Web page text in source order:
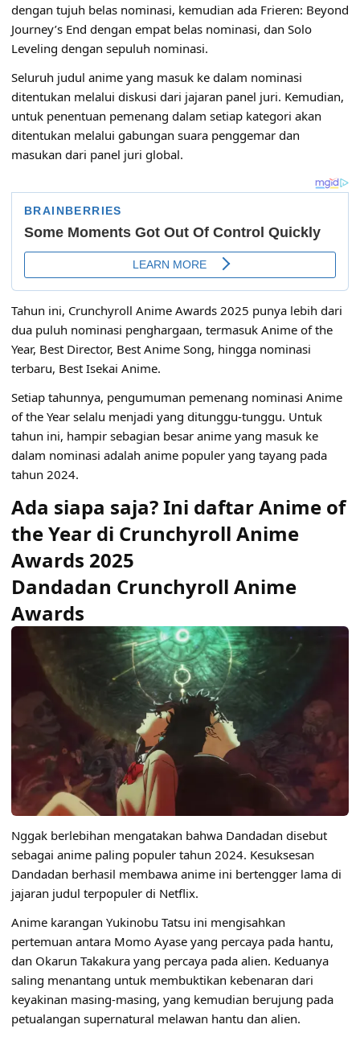
dengan tujuh belas nominasi, kemudian ada Frieren: Beyond
Journey’s End dengan empat belas nominasi, dan Solo
Leveling dengan sepuluh nominasi.
Seluruh judul anime yang masuk ke dalam nominasi
ditentukan melalui diskusi dari jajaran panel juri. Kemudian,
untuk penentuan pemenang dalam setiap kategori akan
ditentukan melalui gabungan suara penggemar dan
masukan dari panel juri global.
Tahun ini, Crunchyroll Anime Awards 2025 punya lebih dari
dua puluh nominasi penghargaan, termasuk Anime of the
Year, Best Director, Best Anime Song, hingga nominasi
terbaru, Best Isekai Anime.
Setiap tahunnya, pengumuman pemenang nominasi Anime
of the Year selalu menjadi yang ditunggu-tunggu. Untuk
tahun ini, hampir sebagian besar anime yang masuk ke
dalam nominasi adalah anime populer yang tayang pada
tahun 2024.
Ada siapa saja? Ini daftar Anime of
the Year di Crunchyroll Anime
Awards 2025
Dandadan Crunchyroll Anime
Awards
Nggak berlebihan mengatakan bahwa Dandadan disebut
sebagai anime paling populer tahun 2024. Kesuksesan
Dandadan berhasil membawa anime ini bertengger lama di
jajaran judul terpopuler di Netflix.
Anime karangan Yukinobu Tatsu ini mengisahkan
pertemuan antara Momo Ayase yang percaya pada hantu,
dan Okarun Takakura yang percaya pada alien. Keduanya
saling menantang untuk membuktikan kebenaran dari
keyakinan masing-masing, yang kemudian berujung pada
petualangan supernatural melawan hantu dan alien.